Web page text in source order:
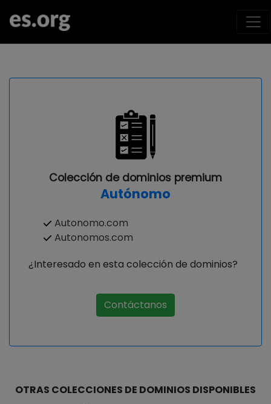
Colección de dominios premium
Autónomo
Autonomo.com
Autonomos.com
¿Interesado en esta colección de dominios?
Contáctanos
OTRAS COLECCIONES DE DOMINIOS DISPONIBLES